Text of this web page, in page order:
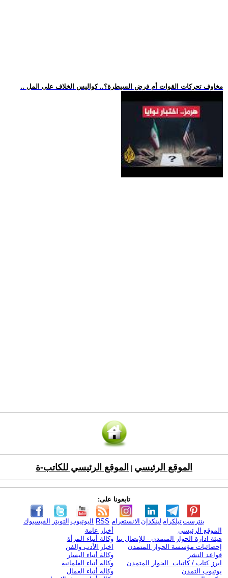
.. مخاوف تحركات القوات أم فرض السيطرة؟.. كواليس الخلاف على المل
الموقع الرئيسي الموقع الرئيسي للكاتب-ة
تابعونا على:
الفيسبوك التويتر اليوتيوب RSS الانستغرام لينكدإن تيلكرامبنترست
الموقع الرئيسي
هيئة ادارة الحوار المتمدن - للإتصال بنا
إحصائيات مؤسسة الحوار المتمدن
قواعد النشر
ابرز كتاب / كاتبات الحوار المتمدن
يوتيوب التمدن
أخبار عامة
وكالة أنباء المرأة
اخبار الأدب والفن
وكالة أنباء اليسار
وكالة أنباء العلمانية
وكالة أنباء العمال